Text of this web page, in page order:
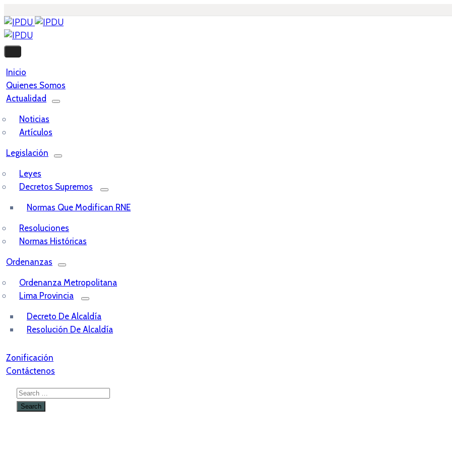
Inicio
Quienes Somos
Actualidad
Noticias
Artículos
Legislación
Leyes
Decretos Supremos
Normas Que Modifican RNE
Resoluciones
Normas Históricas
Ordenanzas
Ordenanza Metropolitana
Lima Provincia
Decreto De Alcaldía
Resolución De Alcaldía
Zonificación
Contáctenos